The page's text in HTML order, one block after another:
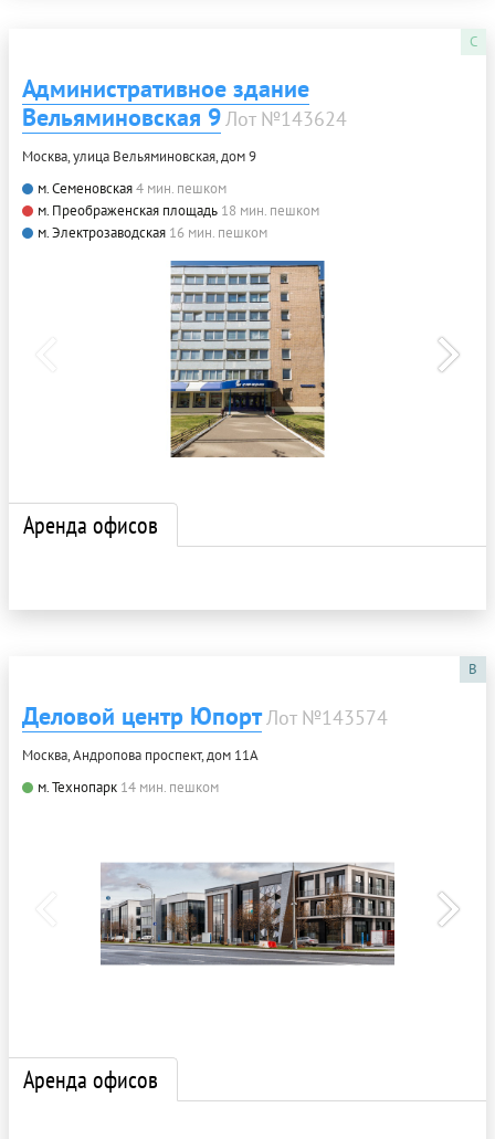
C
Административное здание
Вельяминовская 9Лот №143624
Москва, улица Вельяминовская, дом 9
м. Семеновская4 мин. пешком
м. Преображенская площадь 18 мин. пешком
м. Электрозаводская 16 мин. пешком
Аренда офисов
B
Деловой центр ЮпортЛот №143574
Москва, Андропова проспект, дом 11А
м. Технопарк 14 мин. пешком
Аренда офисов